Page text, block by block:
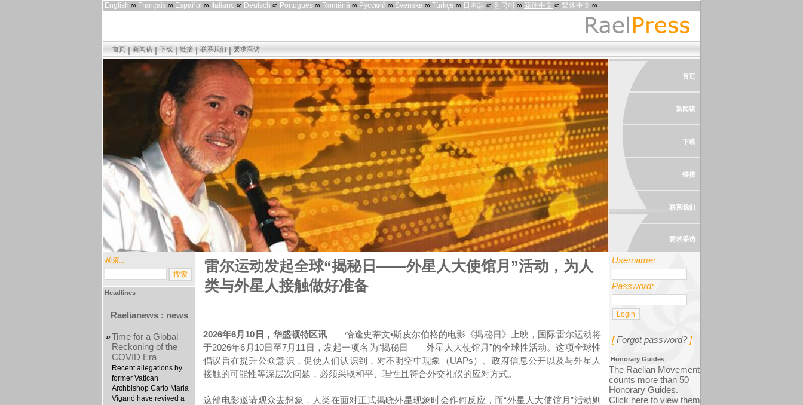
English ∞ Français ∞ Español ∞ Italiano ∞ Deutsch ∞ Português ∞ Română ∞ Русский ∞ Svenska ∞ Türkçe ∞ 日本語 ∞ 한국어 ∞ 简体中文 ∞ 繁体中文 ∞
首页 新闻稿 下载 链接 联系我们 要求采访
首页
新闻稿
下载
链接
联系我们
要求采访
检索...
Headlines
Raelianews : news
»Time for a Global
Reckoning of the
COVID Era
Recent allegations by
former Vatican
Archbishop Carlo Maria
Viganò have revived a
雷尔运动发起全球“揭秘日——外星人大使馆月”活动，为人
类与外星人接触做好准备
2026年6月10日，华盛顿特区讯——恰逢史蒂文•斯皮尔伯格的电影《揭秘日》上映，国际雷尔运动将
于2026年6月10日至7月11日，发起一项名为“揭秘日——外星人大使馆月”的全球性活动。这项全球性
倡议旨在提升公众意识，促使人们认识到，对不明空中现象（UAPs）、政府信息公开以及与外星人
接触的可能性等深层次问题，必须采取和平、理性且符合外交礼仪的应对方式。
这部电影邀请观众去想象，人类在面对正式揭晓外星现象时会作何反应，而“外星人大使馆月”活动则
Username:
Password:
[Forgot password?]
Honorary Guides
The Raelian Movement
counts more than 50
Honorary Guides.
Click here to view them